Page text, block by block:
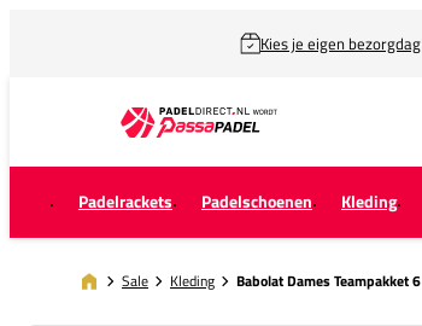
Kies je eigen bezorgdag
Padelrackets Padelschoenen Kleding
Sale Kleding Babolat Dames Teampakket 6